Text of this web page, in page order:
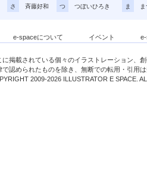
さ
斉藤好和
つ
つぼいひろき
ま
e-spaceについて イベント
に掲載されている個々のイラストレーション、
で認められたものを除き、無断での転用・引用
2009-2026 ILLUSTRATOR E SPACE.